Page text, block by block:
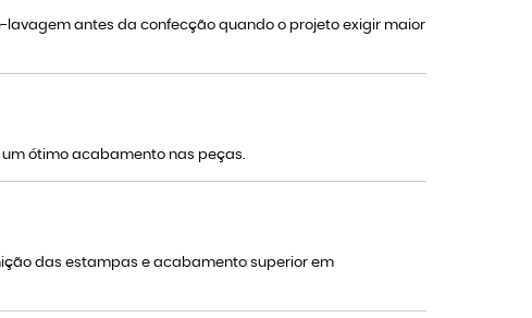
antes da confecção quando o projeto exigir maior
um ótimo acabamento nas peças.
das estampas e acabamento superior em